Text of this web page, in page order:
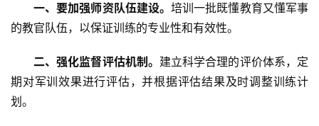
校
活
一、要加强师资队伍建设。培训一批既懂教育又懂军事
的教官队伍，以保证训练的专业性和有效性。
二、强化监督评估机制。 建立科学合理的评价体系，定
期对军训效果进行评估，并根据评估结果及时调整训练计
划。